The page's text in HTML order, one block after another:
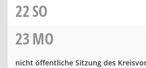
22SO
23MO
nicht öffentliche Sitzung des